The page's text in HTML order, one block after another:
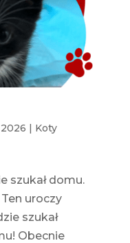
| Koty
szukał domu.
uroczy
szukał
Obecnie